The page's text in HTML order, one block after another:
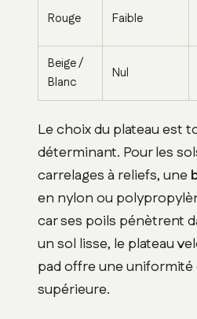
Rouge Faible
Beige /
Blanc
Nul
Le choix du plateau est
déterminant. Pour les
carrelages à reliefs, une
en nylon ou
car ses poils pénètrent
un sol lisse, le plateau
pad offre une uniformité
supérieure.